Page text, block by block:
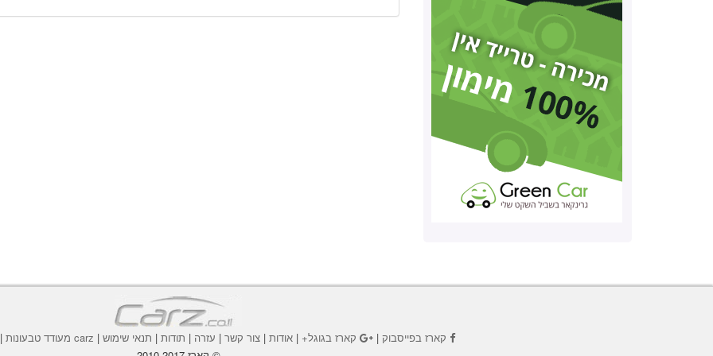
קארז בפייסבוק | קארז בגוגל+ | אודות | צור קשר | עזרה | תודות | תנאי שימוש | carz מעודד טבעונות |